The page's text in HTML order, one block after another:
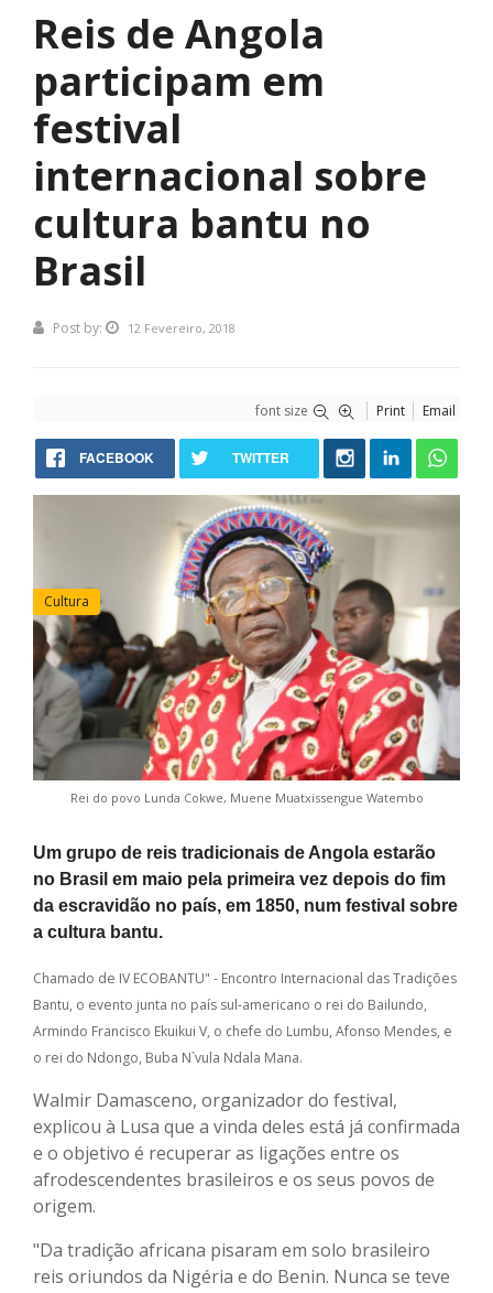
Reis de Angola
participam em
festival
internacional sobre
cultura bantu no
Brasil
Post by: 12 Fevereiro, 2018
font size Print Email
FACEBOOK TWITTER
Rei do povo Lunda Cokwe, Muene Muatxissengue Watembo
Cultura
Um grupo de reis tradicionais de Angola estarão
no Brasil em maio pela primeira vez depois do fim
da escravidão no país, em 1850, num festival sobre
a cultura bantu.
Chamado de IV ECOBANTU" - Encontro Internacional das Tradições
Bantu, o evento junta no país sul-americano o rei do Bailundo,
Armindo Francisco Ekuikui V, o chefe do Lumbu, Afonso Mendes, e
o rei do Ndongo, Buba N`vula Ndala Mana.
Walmir Damasceno, organizador do festival,
explicou à Lusa que a vinda deles está já confirmada
e o objetivo é recuperar as ligações entre os
afrodescendentes brasileiros e os seus povos de
origem.
"Da tradição africana pisaram em solo brasileiro
reis oriundos da Nigéria e do Benin. Nunca se teve